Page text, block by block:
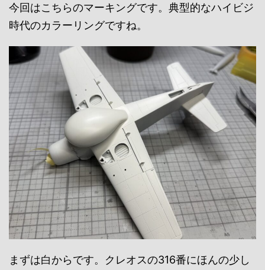
今回はこちらのマーキングです。典型的なハイビジ
時代のカラーリングですね。
まずは白からです。クレオスの316番にほんの少し